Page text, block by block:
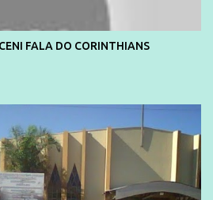
FALA DO CORINTHIANS